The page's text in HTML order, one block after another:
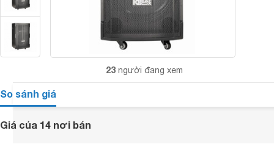
23 người đang xem
So sánh giá
Giá của 14 nơi bán